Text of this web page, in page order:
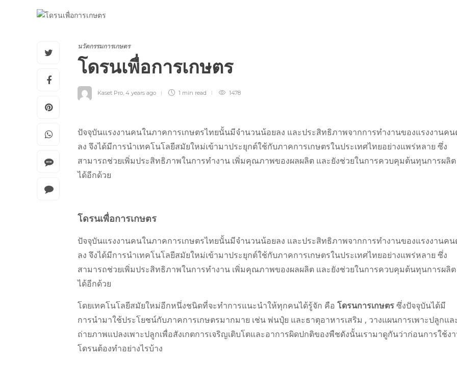
นวัตกรรมการเกษตร
โดรนเพื่อการเกษตร
Kaset Pro, 4 years ago 1 min read 1478
ปัจจุบันแรงงานคนในภาคการเกษตรไทยนั้นมีจำนวนน้อยลง และประสิทธิภาพจากการทำงานของแรงงานคน
ลง จึงได้มีการนำเทคโนโลยีสมัยใหม่เข้ามาประยุกต์ใช้กับภาคการเกษตรในประเทศไทยอย่างแพร่หลาย ซึ่ง
สามารถช่วยเพิ่มประสิทธิภาพในการทำงาน เพิ่มคุณภาพของผลผลิต และยังช่วยในการควบคุมต้นทุนการผลิต
ได้อีกด้วย
โดรนเพื่อการเกษตร
ปัจจุบันแรงงานคนในภาคการเกษตรไทยนั้นมีจำนวนน้อยลง และประสิทธิภาพจากการทำงานของแรงงานคน
ลง จึงได้มีการนำเทคโนโลยีสมัยใหม่เข้ามาประยุกต์ใช้กับภาคการเกษตรในประเทศไทยอย่างแพร่หลาย ซึ่ง
สามารถช่วยเพิ่มประสิทธิภาพในการทำงาน เพิ่มคุณภาพของผลผลิต และยังช่วยในการควบคุมต้นทุนการผลิต
ได้อีกด้วย
โดยเทคโนโลยีสมัยใหม่อีกหนึ่งชนิดที่จะทำการแนะนำให้ทุกคนได้รู้จัก คือ โดรนการเกษตรซึ่งปัจจุบันได้มี
การนำมาใช้ประโยชน์กับภาคการเกษตรมากมาย เช่น พ่นปุ๋ย และธาตุอาหารเสริม , วางแผนการเพาะปลูกแล
ถ่ายภาพแปลงเพาะปลูกเพื่อสังเกตการเจริญเติบโตและอาการผิดปกติของพืชดังนั้นเรามาดูกันว่าก่อนการใช้ง
โดรนต้องทำอย่างไรบ้าง